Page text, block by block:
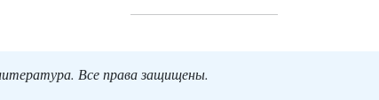
Все права защищены.